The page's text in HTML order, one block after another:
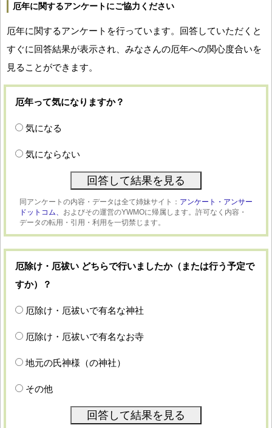
厄年に関するアンケートにご協力ください
厄年に関するアンケートを行っています。回答していただくと
すぐに回答結果が表示され、みなさんの厄年への関心度合いを
見ることができます。
厄年って気になりますか？
気になる
気にならない
同アンケートの内容・データは全て姉妹サイト： アンケート・アンサー
ドットコム、 およびその運営のYWMOに帰属します。許可なく内容・
データの転用・引用・利用を一切禁じます。
厄除け・厄祓い どちらで行いましたか（または行う予定で
すか）？
厄除け・厄祓いで有名な神社
厄除け・厄祓いで有名なお寺
地元の氏神様（の神社）
その他